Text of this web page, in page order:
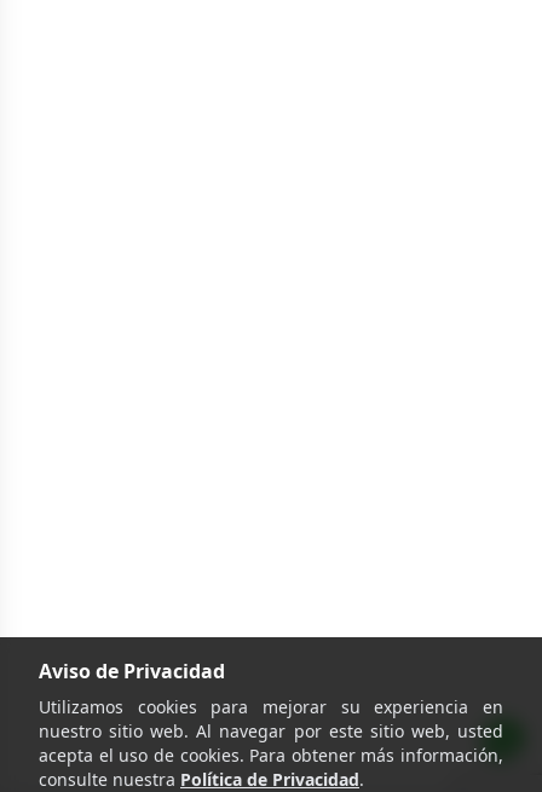
Aviso de Privacidad
Utilizamos cookies para mejorar su experiencia en
nuestro sitio web. Al navegar por este sitio web, usted
acepta el uso de cookies. Para obtener más información,
consulte nuestra Política de Privacidad.